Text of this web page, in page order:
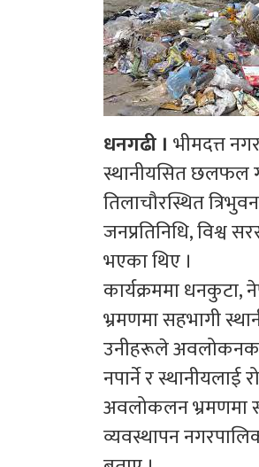
धनगढी । भीमदत्त
स्थानीयसित छलफल
तिलाचौरस्थित
जनप्रतिनिधि, विश्व
भएका थिए ।
कार्यक्रममा धनकुटा,
भ्रमणमा सहभागी
उनीहरूले
नपार्ने र
अवलोकलन भ्रमणमा
व्यवस्थापन